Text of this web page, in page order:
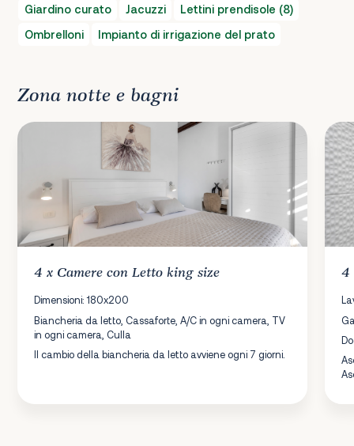
Giardino curato Jacuzzi
Lettini prendisole (8)
Ombrelloni
Impianto di irrigazione del prato
Zona notte e bagni
4 x Camere con Letto king size
Dimensioni: 180x200
Biancheria da letto, Cassaforte, A/C in ogni camera, TV
in ogni camera, Culla
Il cambio della biancheria da letto avviene ogni 7 giorni.
4